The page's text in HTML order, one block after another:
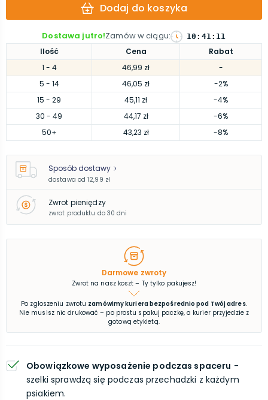
Ilość Cena
Rabat
1 - 4 46,99 zł
-
5 - 14 46,05 zł
-2%
15 - 29 45,11 zł
-4%
30 - 49 44,17 zł
-6%
50+ 43,23 zł -8%
Dodaj do koszyka
Dostawa jutro!Zamów w ciągu: 10 : 41: 10
Sposób dostawy
dostawa od 12,99 zł
Zwrot pieniędzy
zwrot produktu do 30 dni
Darmowe zwroty
Zwrot na nasz koszt – Ty tylko pakujesz!
Po zgłoszeniu zwrotu zamówimy kuriera bezpośrednio pod Twój adres.
Nie musisz nic drukować – po prostu spakuj paczkę, a kurier przyjedzie z
gotową etykietą.
Obowiązkowe wyposażenie podczas spaceru -
szelki sprawdzą się podczas przechadzki z każdym
psiakiem.